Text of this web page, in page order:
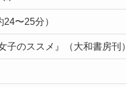
〜25分）
子のススメ』（大和書房刊）